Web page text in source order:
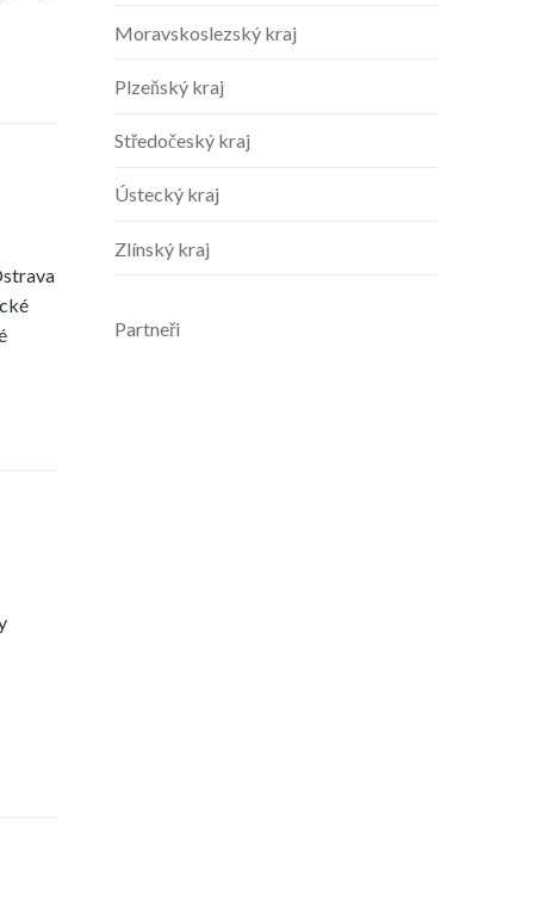
Moravskoslezský kraj
Plzeňský kraj
Středočeský kraj
Ústecký kraj
Zlínský kraj
Partneři